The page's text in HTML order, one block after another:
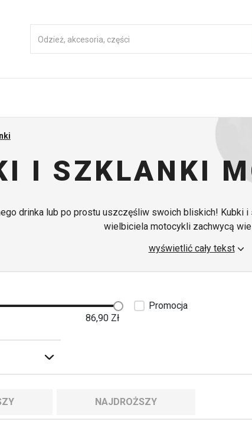
I SZKLANKI
drinka lub po prostu uszczęśliw swoich bliskich! Kubki
wielbiciela motocykli zachwycą
wyświetlić cały tekst
86,90 Zł
Promocja
NAJDROŻSZY